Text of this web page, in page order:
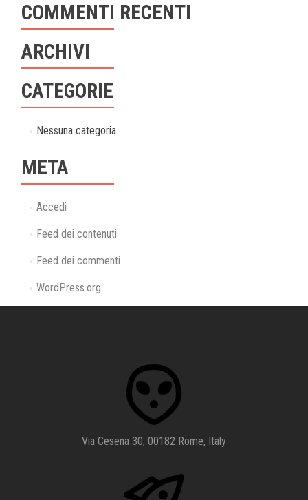
COMMENTI RECENTI
ARCHIVI
CATEGORIE
Nessuna categoria
META
Accedi
Feed dei contenuti
Feed dei commenti
WordPress.org
Via Cesena 30, 00182 Rome, Italy